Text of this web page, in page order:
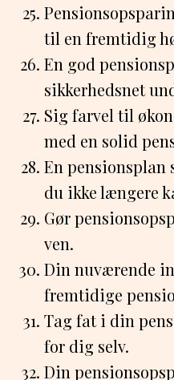
til en fremtidig
En god
sikkerhedsnet
Sig farvel til
med en solid
En
du ikke længere
Gør
ven.
Din nuværende
fremtidige
Tag fat i din
for dig selv.
Din